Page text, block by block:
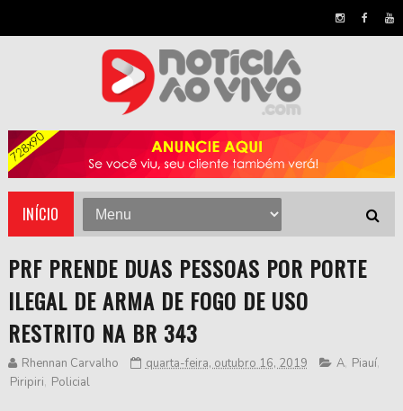
INÍCIO
PRF PRENDE DUAS PESSOAS POR PORTE
ILEGAL DE ARMA DE FOGO DE USO
RESTRITO NA BR 343
Rhennan Carvalho quarta-feira, outubro 16, 2019 A, Piauí,
Piripiri, Policial